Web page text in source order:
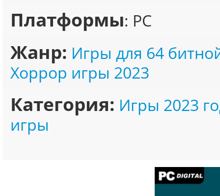
Платформы: PC
Жанр: Игры для 64
Хоррор игры 2023
Категория: Игры 2023
игры